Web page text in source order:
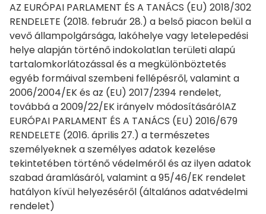
AZ EURÓPAI PARLAMENT ÉS A TANÁCS (EU) 2018/302
RENDELETE (2018. február 28.) a belső piacon belül a
vevő állampolgársága, lakóhelye vagy letelepedési
helye alapján történő indokolatlan területi alapú
tartalomkorlátozással és a megkülönböztetés
egyéb formáival szembeni fellépésről, valamint a
2006/2004/EK és az (EU) 2017/2394 rendelet,
továbbá a 2009/22/EK irányelv módosításárólAZ
EURÓPAI PARLAMENT ÉS A TANÁCS (EU) 2016/679
RENDELETE (2016. április 27.) a természetes
személyeknek a személyes adatok kezelése
tekintetében történő védelméről és az ilyen adatok
szabad áramlásáról, valamint a 95/46/EK rendelet
hatályon kívül helyezéséről (általános adatvédelmi
rendelet)